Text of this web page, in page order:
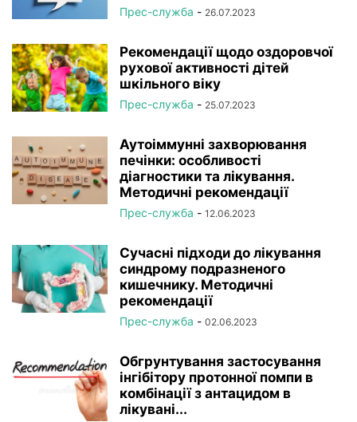
Прес-служба - 26.07.2023
Рекомендації щодо оздоровчої
рухової активності дітей
шкільного віку
Прес-служба - 25.07.2023
Аутоіммунні захворювання
печінки: особливості
діагностики та лікування.
Методичні рекомендації
Прес-служба - 12.06.2023
Cучасні підходи до лікування
синдрому подразненого
кишечнику. Методичні
рекомендації
Прес-служба - 02.06.2023
Обгрунтування застосування
інгібітору протонної помпи в
комбінації з антацидом в
лікувані...